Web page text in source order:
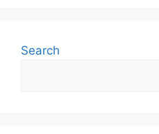
Search